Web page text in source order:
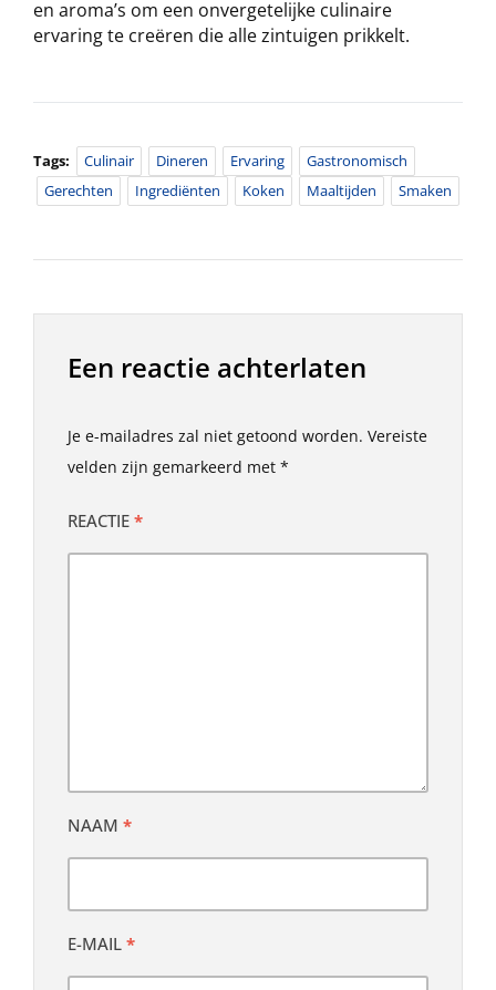
en aroma’s om een onvergetelijke culinaire
ervaring te creëren die alle zintuigen prikkelt.
Tags: Culinair Dineren Ervaring
Gastronomisch
Gerechten
Ingrediënten Koken Maaltijden Smaken
Een reactie achterlaten
Je e-mailadres zal niet getoond worden. Vereiste
velden zijn gemarkeerd met *
REACTIE *
NAAM *
E-MAIL *